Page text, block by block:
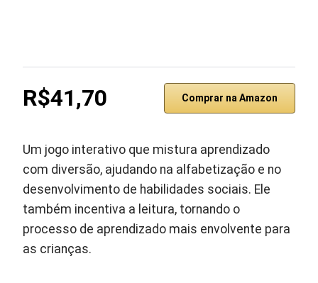
R$41,70 Comprar na Amazon
Um jogo interativo que mistura aprendizado
com diversão, ajudando na alfabetização e no
desenvolvimento de habilidades sociais. Ele
também incentiva a leitura, tornando o
processo de aprendizado mais envolvente para
as crianças.